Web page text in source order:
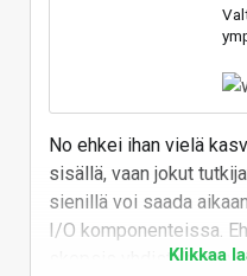
No ehkei ihan vielä
sisällä, vaan jokut
sienillä voi saada
I/O komponenteissa.
skepsis yhdistyksen
Klikkaa